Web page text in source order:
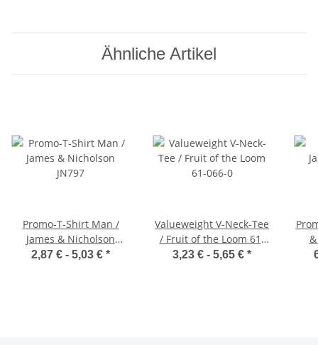
Ähnliche Artikel
Promo-T-Shirt Man /
James & Nicholson
JN797
2,87 € - 5,03 € *
Valueweight V-Neck-Tee
/ Fruit of the Loom 61-
066-0
3,23 € - 5,65 € *